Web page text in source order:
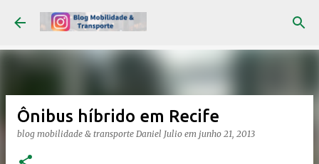
Pular para o conteúdo principal
Ônibus híbrido em Recife
blog mobilidade & transporte Daniel Julio em junho 21, 2013